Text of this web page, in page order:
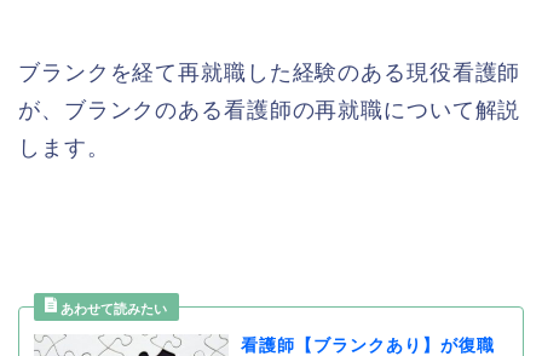
ブランクを経て再就職した経験のある現役看護師
が、ブランクのある看護師の再就職について解説
します。
看護師【ブランクあり】が復職